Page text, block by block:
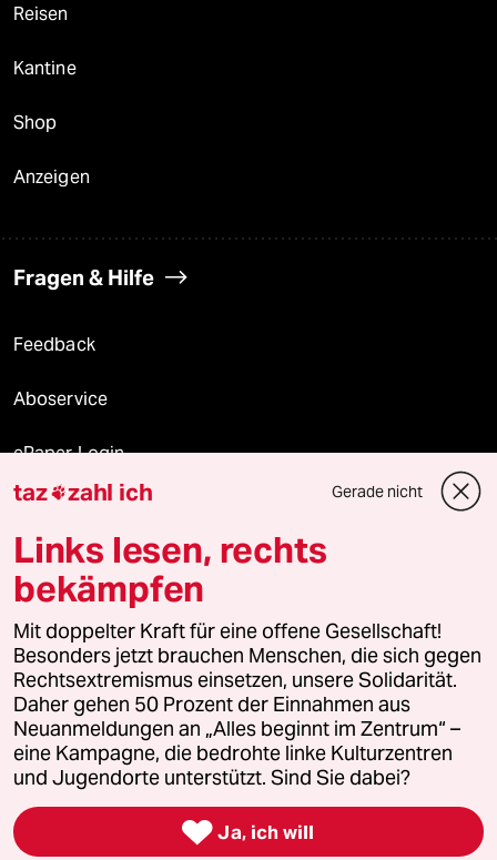
Reisen
Kantine
Shop
Anzeigen
Fragen & Hilfe
Feedback
Aboservice
ePaper Login
Downloads für Abonnierende
© 2026 taz Verlags und Vertriebs GmbH
Alle Rechte vorbehalten. Bei rechtlichen Fragen oder für Genehmigungen
wenden Sie sich bitte an
lizenzen@taz.de
Feedback Redaktionsstatut Kommune-Richtlinien
Leitlinie Informant Datenschutz Impressum AGB
Seitenwende Einwilligungen widerrufen (Ads)
taz zahl ich Gerade nicht
Links lesen, rechts
bekämpfen
Mit doppelter Kraft für eine offene Gesellschaft!
Besonders jetzt brauchen Menschen, die sich gegen
Rechtsextremismus einsetzen, unsere Solidarität.
Daher gehen 50 Prozent der Einnahmen aus
Neuanmeldungen an „Alles beginnt im Zentrum“ –
eine Kampagne, die bedrohte linke Kulturzentren
und Jugendorte unterstützt. Sind Sie dabei?
 Ja, ich will